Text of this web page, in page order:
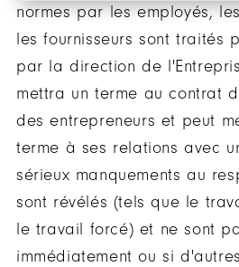
normes par les employés,
les fournisseurs sont traités
par la direction de
mettra un terme au contrat
des entrepreneurs et peut
terme à ses relations avec
sérieux manquements au
sont révélés (tels que le
le travail forcé) et ne sont
immédiatement ou si